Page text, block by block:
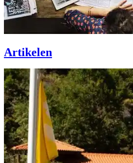
Artikelen